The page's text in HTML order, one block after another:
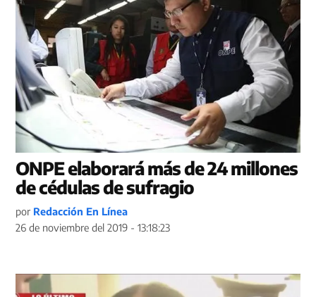
ONPE elaborará más de 24 millones
de cédulas de sufragio
por Redacción En Línea
26 de noviembre del 2019 - 13:18:23